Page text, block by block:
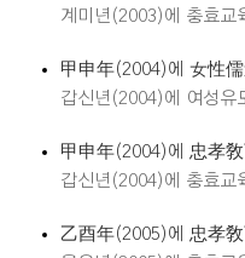
계미년(2003)에 충효교
甲申年(2004)에 女性
갑신년(2004)에 여성유
甲申年(2004)에 忠孝
갑신년(2004)에 충효교
乙酉年(2005)에 忠孝